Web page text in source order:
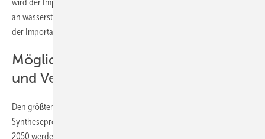
wird der Import immer wichtiger werden. Dabei liegt der Importanteil
an wasserstoffbasierten Syntheseprodukten in allen Studien höher als
der Importanteil an reinem Wasserstoff.
Mögliche hohe Bedarfe im Industrie-
und Verkehrssektor
Den größten Bedarf an Wasserstoff und wasserstoffbasierten
Syntheseprodukten erkennt die Studie im Industriesektor. Im Jahr
2050 werden hier bis zu 500 TWh benötigt. Die größten Abnehmer